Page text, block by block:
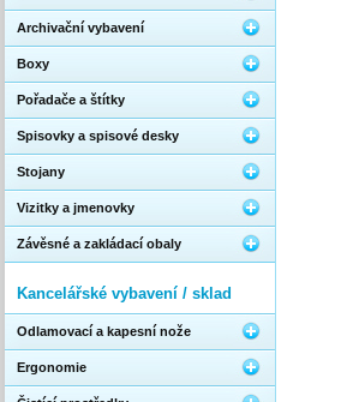
Archivační vybavení
Boxy
Pořadače a štítky
Spisovky a spisové desky
Stojany
Vizitky a jmenovky
Závěsné a zakládací obaly
Kancelářské vybavení / sklad
Odlamovací a kapesní nože
Ergonomie